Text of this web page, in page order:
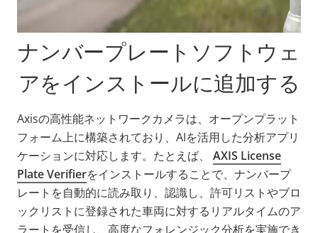
ナンバープレートソフトウェ
アをインストールに追加する
Axisの高性能ネットワークカメラは、オープンプラット
フォーム上に構築されており、AIを活用した分析アプリ
ケーションに対応します。たとえば、 AXIS License
Plate Verifierをインストールすることで、ナンバープ
レートを自動的に読み取り、認識し、許可リストやブロ
ックリストに登録された車両に対するリアルタイムのア
ラートを受信し、高度なフォレンジック分析を実施でき